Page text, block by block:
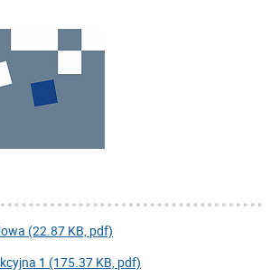
(22.87 KB, pdf)
1 (175.37 KB, pdf)